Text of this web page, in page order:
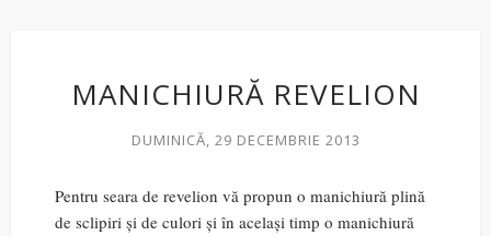
MANICHIURĂ REVELION
DUMINICĂ, 29 DECEMBRIE 2013
Pentru seara de revelion vă propun o manichiură plină
de sclipiri și de culori și în același timp o manichiură